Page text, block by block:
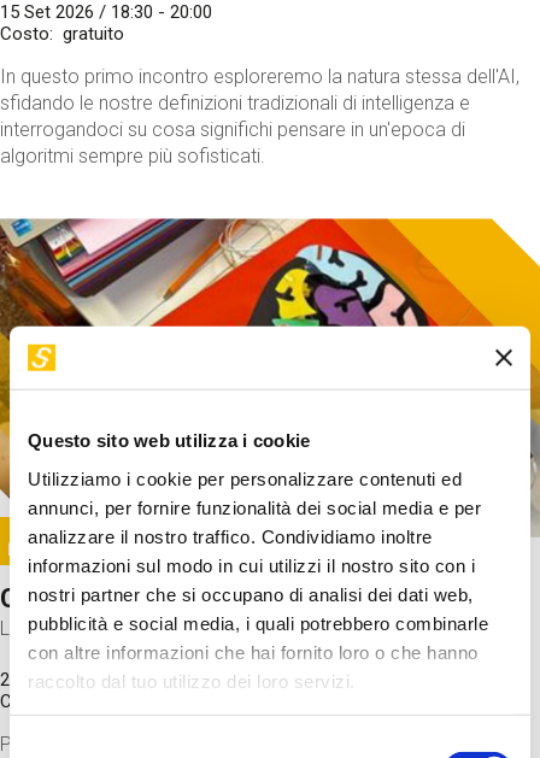
Questo sito web utilizza i cookie
Utilizziamo i cookie per personalizzare contenuti ed
annunci, per fornire funzionalità dei social media e per
analizzare il nostro traffico. Condividiamo inoltre
informazioni sul modo in cui utilizzi il nostro sito con i
nostri partner che si occupano di analisi dei dati web,
pubblicità e social media, i quali potrebbero combinarle
con altre informazioni che hai fornito loro o che hanno
raccolto dal tuo utilizzo dei loro servizi.
Selezione
15 Set 2026 / 18:30 - 20:00
Costo
gratuito
In questo primo incontro esploreremo la natura stessa dell'AI,
sfidando le nostre definizioni tradizionali di intelligenza e
interrogandoci su cosa significhi pensare in un'epoca di
algoritmi sempre più sofisticati.
Image
SUNDAY@STEP
Come funziona il cervello?
Laboratorio
20 Set 2026 / 11:15 - 13:00
Costo
Proveremo a costruire un cervello in cartoncino cercando di